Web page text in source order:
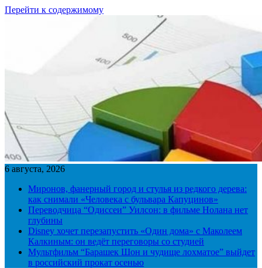
Перейти к содержимому
6 августа, 2026
Миронов, фанерный город и стулья из редкого дерева:
как снимали «Человека с бульвара Капуцинов»
Переводчица “Одиссеи” Уилсон: в фильме Нолана нет
глубины
Disney хочет перезапустить «Один дома» с Маколеем
Калкиным: он ведёт переговоры со студией
Мультфильм “Барашек Шон и чудище лохматое” выйдет
в российский прокат осенью